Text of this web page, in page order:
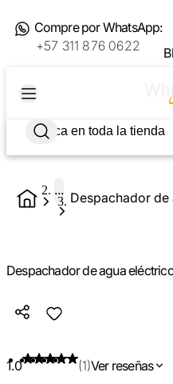
Compre por WhatsApp:
+57 311 876 0622
... Despachador
Despachador de agua
1.0 (1)Ver reseñas